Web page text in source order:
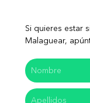
Si quieres estar
Malaguear,